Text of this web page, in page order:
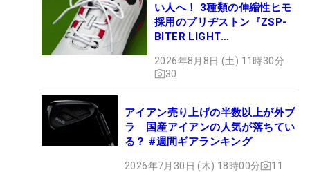
い人へ！ 3種類の伸縮性ヒモ
採用のブリヂストン『ZSP-
BITER LIGHT
ュー
2026年8月8日 (土) 11時30分
30
アイアン売り上げの半数以上が外ブ
ラ 国産アイアンの人気が落ちてい
る？ #週間ギアランキング
2026年7月30日 (木) 18時00分 11